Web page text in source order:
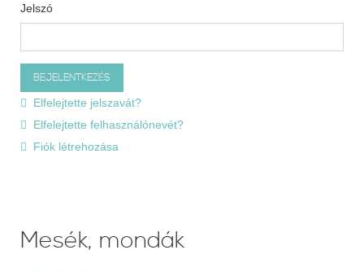
Jelszó
Elfelejtette jelszavát?
Elfelejtette felhasználónevét?
Fiók létrehozása
Mesék, mondák